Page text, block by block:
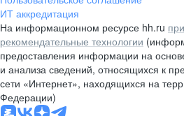
ИТ аккредитация
На информационном ресурсе hh.ru
рекомендательные технологии
предоставления информации на
и анализа сведений, относящихся к
сети «Интернет», находящихся на
Федерации)